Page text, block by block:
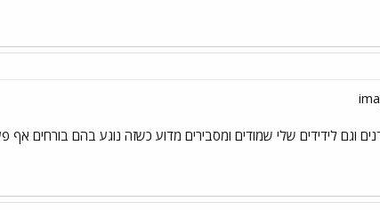
וגם לידידים שלי שמודים ומסבירים מדוע כשזה נוגע בהם בורחים